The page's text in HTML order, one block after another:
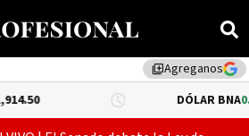
library_addAgreganos
DÓLAR BNA 0.34%$1,520.00